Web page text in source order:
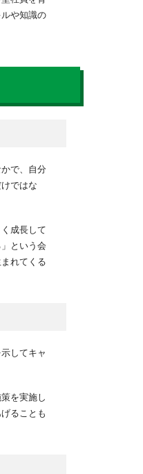
や知識の
で、自分
ではな
成長して
という会
れてくる
してキャ
を実施し
ることも